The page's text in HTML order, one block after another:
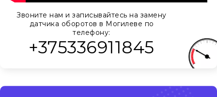
Звоните нам и записывайтесь на замену
датчика оборотов в Могилеве по
телефону:
+375336911845